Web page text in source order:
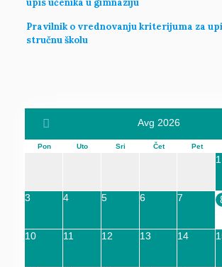
upis učenika u gimnaziju
Pravilnik o vrednovanju kriterijuma za
stručnu školu
Avg 2026
Pon Uto Sri Čet Pet
1
3 4 5 6 7
10 11 12 13 14